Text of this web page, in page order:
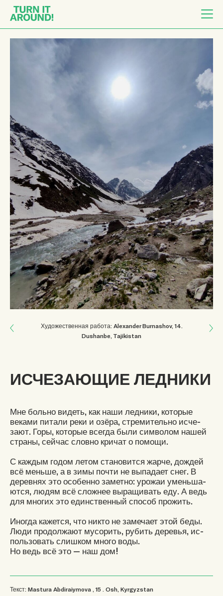
Художественная работа: Alexander Burnashov, 14
Dushanbe, Tajikistan
ИСЧЕЗАЮЩИЕ ЛЕДНИКИ
Мне больно видеть, как наши ледники, которые
веками питали реки и озёра, стремительно исче-
зают. Горы, которые всегда были символом нашей
страны, сейчас словно кричат о помощи.
С каждым годом летом становится жарче, дождей
всё меньше, а в зимы почти не выпадает снег. В
деревнях это особенно заметно: урожаи уменьша-
ются, людям всё сложнее выращивать еду. А ведь
для многих это единственный способ прожить.
Иногда кажется, что никто не замечает этой беды.
Люди продолжают мусорить, рубить деревья, ис-
пользовать слишком много воды.
Но ведь всё это — наш дом!
Текст: Mastura Abdiraiymova , 15
Osh, Kyrgyzstan